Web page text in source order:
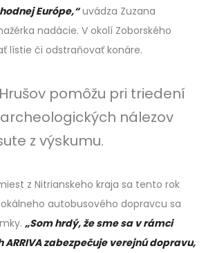
Európe,“uvádza Zuzana
nadácie. V okolí Zoborského
lístie či odstraňovať konáre.
pomôžu pri triedení
nálezov
z výskumu.
z Nitrianskeho kraja sa tento rok
autobusového dopravcu sa
„Som hrdý, že sme sa v rámci
zabezpečuje verejnú dopravu,